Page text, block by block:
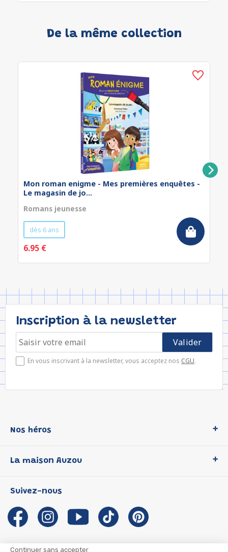
Continuer sans accepter
De la même collection
Mon roman enigme - Mes premières enquêtes -
Le magasin de jo...
Romans jeunesse
dès 6 ans
6.95 €
Inscription à la newsletter
En vous inscrivant à la newsletter, vous acceptez nos CGU.
Nos héros
P'tit Loup
Les Influenceuses
Migali
Petite Taupe
La maison Auzou
Notre histoire
Auzou s'engage
Auteurs et illustrateurs Auzou
Suivez-nous